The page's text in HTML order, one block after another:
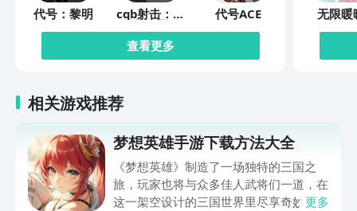
代号：黎明 cqb射击：代
号腐烂
代号ACE
查看更多
无限暖
相关游戏推荐
梦想英雄手游下载方法大全
《梦想英雄》制造了一场独特的三国之
旅，玩家也将与众多佳人武将们一道，在
这一架空设计的三国世界里尽享奇妙冒更多